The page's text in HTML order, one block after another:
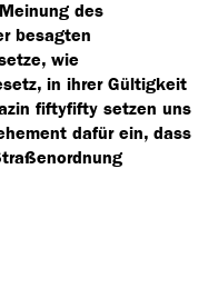
des
besagten
wie
in ihrer Gültigkeit
fiftyfifty setzen uns
dafür ein, dass